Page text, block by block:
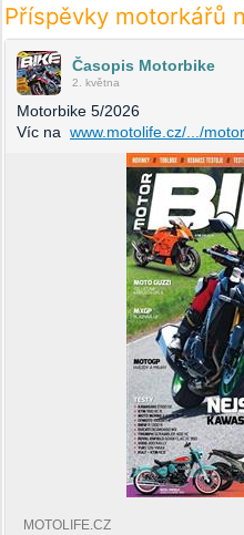
Příspěvky motorkářů
Časopis Motorbike
2. května
Motorbike 5/2026
Víc na www.motolife.cz/.../
MOTOLIFE.CZ